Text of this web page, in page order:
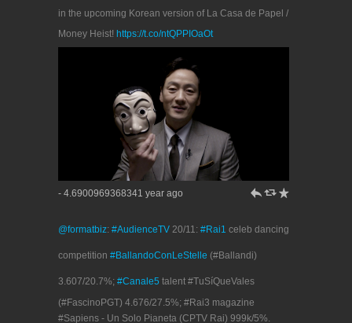
in the upcoming Korean version of La Casa de Papel /
Money Heist! https://t.co/ntQPPIOaOt
- 4.6900969368341 year ago h J R
@formatbiz: #AudienceTV 20/11: #Rai1 celeb dancing
competition #BallandoConLeStelle (#Ballandi)
3.607/20.7%; #Canale5 talent #TuSíQueVales
(#FascinoPGT) 4.676/27.5%; #Rai3 magazine
#Sapiens - Un Solo Pianeta (CPTV Rai) 999k/5%.